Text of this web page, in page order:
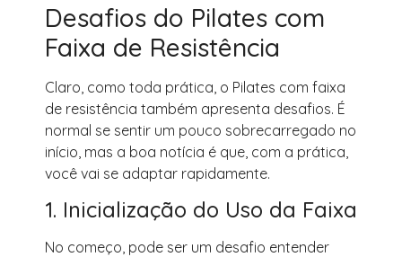
Desafios do Pilates com
Faixa de Resistência
Claro, como toda prática, o Pilates com faixa
de resistência também apresenta desafios. É
normal se sentir um pouco sobrecarregado no
início, mas a boa notícia é que, com a prática,
você vai se adaptar rapidamente.
1. Inicialização do Uso da Faixa
No começo, pode ser um desafio entender